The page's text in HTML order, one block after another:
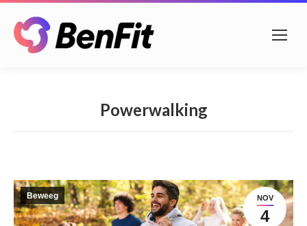
Powerwalking
NOV
4
Beweeg